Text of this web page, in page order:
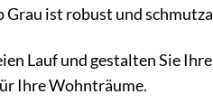
ist robust und
Lauf und gestalten Sie
Ihre Wohnträume.